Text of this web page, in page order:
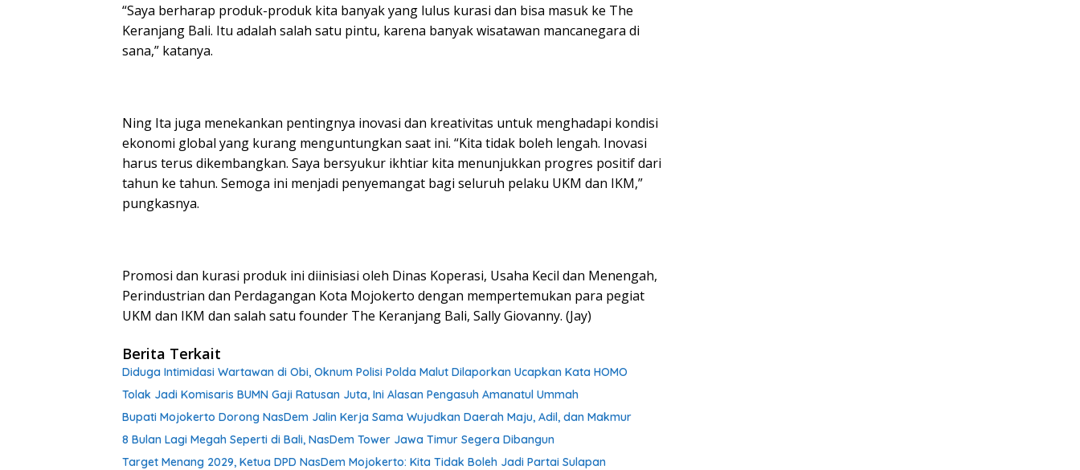
“Saya berharap produk-produk kita banyak yang lulus kurasi dan bisa masuk ke The
Keranjang Bali. Itu adalah salah satu pintu, karena banyak wisatawan mancanegara di
sana,” katanya.
Ning Ita juga menekankan pentingnya inovasi dan kreativitas untuk menghadapi kondisi
ekonomi global yang kurang menguntungkan saat ini. “Kita tidak boleh lengah. Inovasi
harus terus dikembangkan. Saya bersyukur ikhtiar kita menunjukkan progres positif dari
tahun ke tahun. Semoga ini menjadi penyemangat bagi seluruh pelaku UKM dan IKM,”
pungkasnya.
Promosi dan kurasi produk ini diinisiasi oleh Dinas Koperasi, Usaha Kecil dan Menengah,
Perindustrian dan Perdagangan Kota Mojokerto dengan mempertemukan para pegiat
UKM dan IKM dan salah satu founder The Keranjang Bali, Sally Giovanny. (Jay)
Berita Terkait
Diduga Intimidasi Wartawan di Obi, Oknum Polisi Polda Malut Dilaporkan Ucapkan Kata HOMO
Tolak Jadi Komisaris BUMN Gaji Ratusan Juta, Ini Alasan Pengasuh Amanatul Ummah
Bupati Mojokerto Dorong NasDem Jalin Kerja Sama Wujudkan Daerah Maju, Adil, dan Makmur
8 Bulan Lagi Megah Seperti di Bali, NasDem Tower Jawa Timur Segera Dibangun
Target Menang 2029, Ketua DPD NasDem Mojokerto: Kita Tidak Boleh Jadi Partai Sulapan